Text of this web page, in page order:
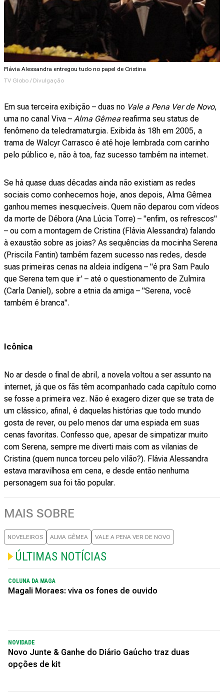
Flávia Alessandra entregou tudo no papel de Cristina
TV Globo / Divulgação
Em sua terceira exibição – duas no Vale a Pena Ver de Novo,
uma no canal Viva – Alma Gêmea reafirma seu status de
fenômeno da teledramaturgia. Exibida às 18h em 2005, a
trama de Walcyr Carrasco é até hoje lembrada com carinho
pelo público e, não à toa, faz sucesso também na internet.
Se há quase duas décadas ainda não existiam as redes
sociais como conhecemos hoje, anos depois, Alma Gêmea
ganhou memes inesquecíveis. Quem não deparou com vídeos
da morte de Débora (Ana Lúcia Torre) – "enfim, os refrescos"
– ou com a montagem de Cristina (Flávia Alessandra) falando
à exaustão sobre as joias? As sequências da mocinha Serena
(Priscila Fantin) também fazem sucesso nas redes, desde
suas primeiras cenas na aldeia indígena – "é pra Sam Paulo
que Serena tem que ir' – até o questionamento de Zulmira
(Carla Daniel), sobre a etnia da amiga – "Serena, você
também é branca".
Icônica
No ar desde o final de abril, a novela voltou a ser assunto na
internet, já que os fãs têm acompanhado cada capítulo como
se fosse a primeira vez. Não é exagero dizer que se trata de
um clássico, afinal, é daquelas histórias que todo mundo
gosta de rever, ou pelo menos dar uma espiada em suas
cenas favoritas. Confesso que, apesar de simpatizar muito
com Serena, sempre me diverti mais com as vilanias de
Cristina (quem nunca torceu pelo vilão?). Flávia Alessandra
estava maravilhosa em cena, e desde então nenhuma
personagem sua foi tão popular.
MAIS SOBRE
NOVELEIROS ALMA GÊMEA VALE A PENA VER DE NOVO
ÚLTIMAS NOTÍCIAS
COLUNA DA MAGA
Magali Moraes: viva os fones de ouvido
NOVIDADE
Novo Junte & Ganhe do Diário Gaúcho traz duas
opções de kit